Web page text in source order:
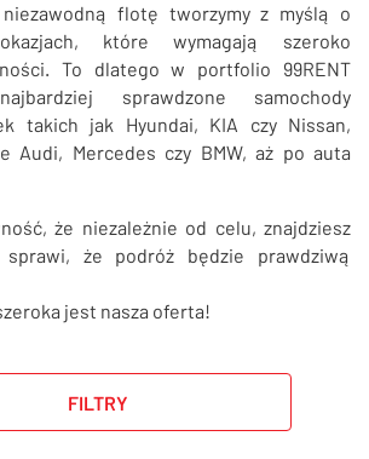
flotę tworzymy z myślą o
które wymagają szeroko
To dlatego w portfolio 99RENT
sprawdzone samochody
takich jak Hyundai, KIA czy Nissan,
Audi, Mercedes czy BMW, aż po auta
że niezależnie od celu, znajdziesz
sprawi, że podróż będzie prawdziwą
jest nasza oferta!
FILTRY